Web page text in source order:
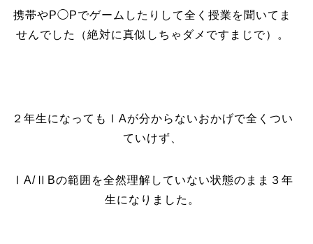
携帯やP◯Pでゲームしたりして全く授業を聞いてま
せんでした（絶対に真似しちゃダメですまじで）。
２年生になってもⅠAが分からないおかげで全くつい
ていけず、
ⅠA/ⅡBの範囲を全然理解していない状態のまま３年
生になりました。